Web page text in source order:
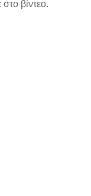
βίντεο.